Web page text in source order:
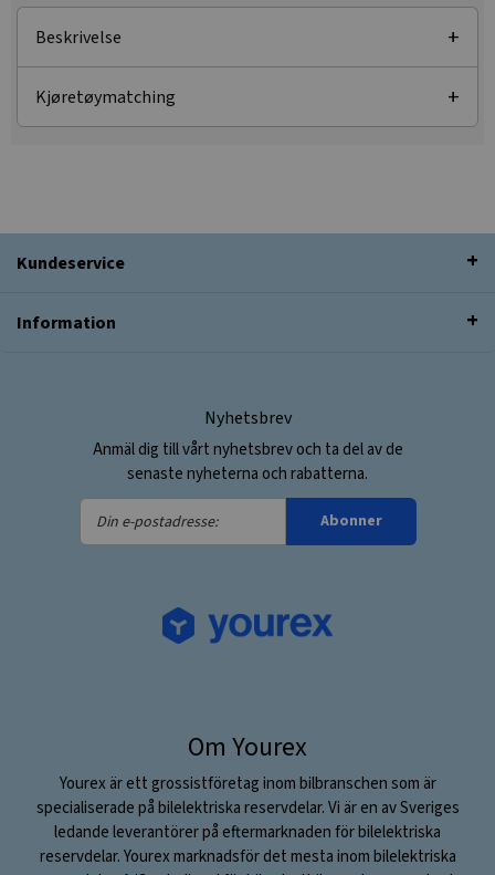
Beskrivelse
Kjøretøymatching
Kundeservice
Information
Nyhetsbrev
Anmäl dig till vårt nyhetsbrev och ta del av de
senaste nyheterna och rabatterna.
Din
e-
Abonner
Om Yourex
Yourex är ett grossistföretag inom bilbranschen som är
specialiserade på bilelektriska reservdelar. Vi är en av Sveriges
ledande leverantörer på eftermarknaden för bilelektriska
reservdelar. Yourex marknadsför det mesta inom bilelektriska